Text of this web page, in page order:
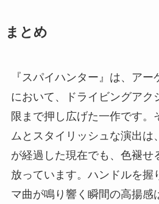
まとめ
『スパイハンター』は、ア
において、ドライビングアク
限まで押し広げた一作です。
ムとスタイリッシュな演出は
が経過した現在でも、色褪せ
放っています。ハンドルを握
マ曲が鳴り響く瞬間の高揚感